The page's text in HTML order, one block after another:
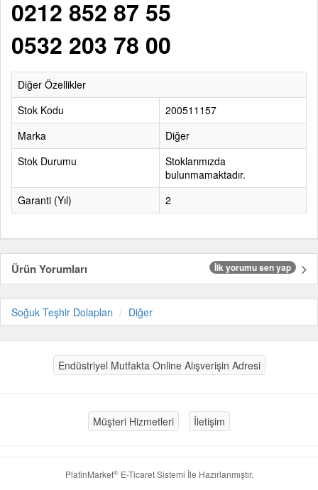
0212 852 87 55
0532 203 78 00
Diğer Özellikler
Stok Kodu
200511157
Marka
Diğer
Stok Durumu
Stoklarımızda
bulunmamaktadır.
Garanti (Yıl)
2
Ürün Yorumları İlk yorumu sen yap
Soğuk Teşhir Dolapları Diğer
Endüstriyel Mutfakta Online Alışverişin Adresi
Müşteri Hizmetleri İletişim
PlatinMarket®E-Ticaret Sistemi İle Hazırlanmıştır.